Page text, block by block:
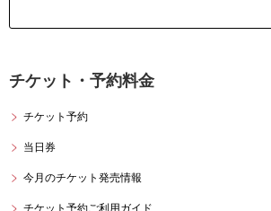
チケット・予約料金
チケット予約
当日券
今月のチケット発売情報
チケット予約ご利用ガイド